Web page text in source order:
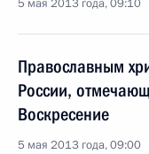
5 мая 2013 года, 09:10
Православным
России,
Воскресение
5 мая 2013 года, 09:00